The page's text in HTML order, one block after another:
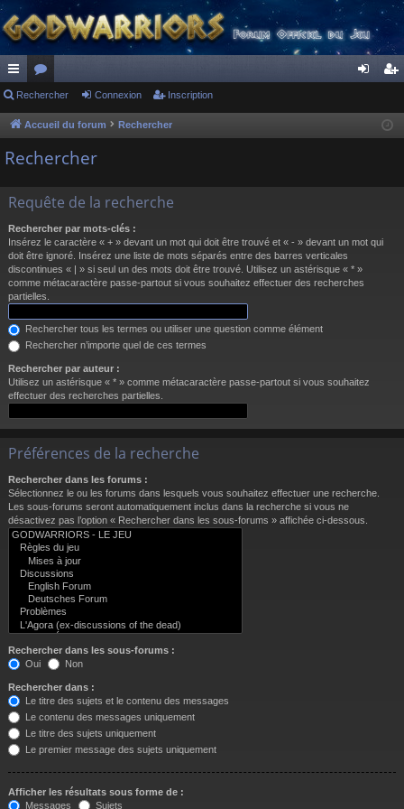
ac
co
ur
s
or
u
m
cri
Rechercher Connexion Inscription
Accueil du forum Rechercher
Rechercher
Requête de la recherche
Rechercher par mots-clés :
Insérez le caractère « + » devant un mot qui doit être trouvé et « - » devant un mot qui
doit être ignoré. Insérez une liste de mots séparés entre des barres verticales
discontinues « | » si seul un des mots doit être trouvé. Utilisez un astérisque « * »
comme métacaractère passe-partout si vous souhaitez effectuer des recherches
partielles.
Rechercher tous les termes ou utiliser une question comme élément
Rechercher n’importe quel de ces termes
Rechercher par auteur :
Utilisez un astérisque « * » comme métacaractère passe-partout si vous souhaitez
effectuer des recherches partielles.
Préférences de la recherche
Rechercher dans les forums :
Sélectionnez le ou les forums dans lesquels vous souhaitez effectuer une recherche.
Les sous-forums seront automatiquement inclus dans la recherche si vous ne
désactivez pas l’option « Rechercher dans les sous-forums » affichée ci-dessous.
Rechercher dans les sous-forums :
Oui
Non
Rechercher dans :
Le titre des sujets et le contenu des messages
Le contenu des messages uniquement
Le titre des sujets uniquement
Le premier message des sujets uniquement
Afficher les résultats sous forme de :
Messages
Sujets